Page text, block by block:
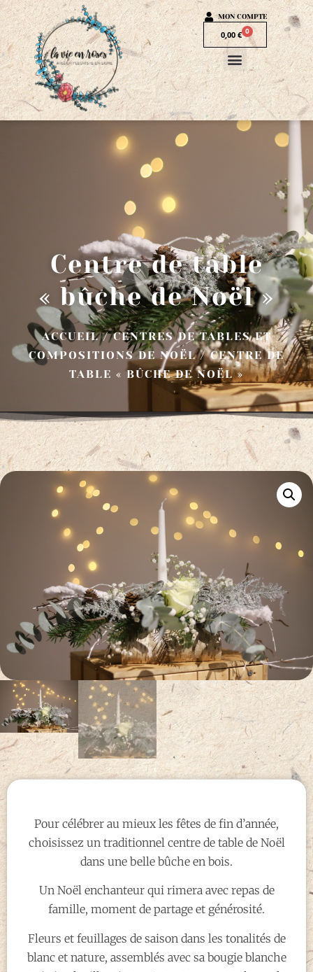
MON COMPTE
0,00 € 0
Centre de table
« bûche de Noël »
ACCUEIL/CENTRES DE TABLES ET
COMPOSITIONS DE NOËL/ CENTRE DE
TABLE « BÛCHE DE NOËL »
Pour célébrer au mieux les fêtes de fin d’année,
choisissez un traditionnel centre de table de Noël
dans une belle bûche en bois.
Un Noël enchanteur qui rimera avec repas de
famille, moment de partage et générosité.
Fleurs et feuillages de saison dans les tonalités de
blanc et nature, assemblés avec sa bougie blanche